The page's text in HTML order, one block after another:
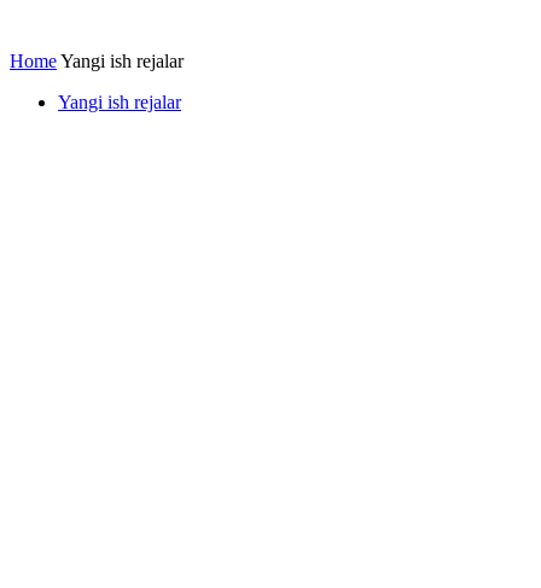
HomeYangi ish rejalar
Yangi ish rejalar